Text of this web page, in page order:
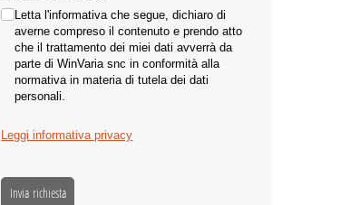
Letta l'informativa che segue, dichiaro di
averne compreso il contenuto e prendo atto
che il trattamento dei miei dati avverrà da
parte di WinVaria snc in conformità alla
normativa in materia di tutela dei dati
personali.
Leggi informativa privacy
Invia richiesta